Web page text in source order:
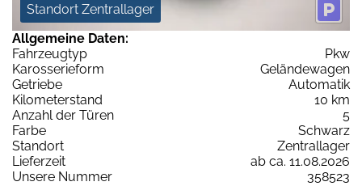
Standort Zentrallager
Allgemeine Daten:
Fahrzeugtyp
Pkw
Karosserieform
Geländewagen
Getriebe
Automatik
Kilometerstand
10 km
Anzahl der Türen
5
Farbe
Schwarz
Standort
Zentrallager
Lieferzeit
ab ca. 11.08.2026
Unsere Nummer
358523